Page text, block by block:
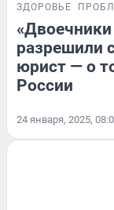
ЗДОРОВЬЕ
разрешили
юрист — о
России
24 января, 2025,